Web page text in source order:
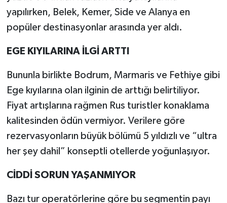
yapılırken, Belek, Kemer, Side ve Alanya en
popüler destinasyonlar arasında yer aldı.
EGE KIYILARINA İLGİ ARTTI
Bununla birlikte Bodrum, Marmaris ve Fethiye gibi
Ege kıyılarına olan ilginin de arttığı belirtiliyor.
Fiyat artışlarına rağmen Rus turistler konaklama
kalitesinden ödün vermiyor. Verilere göre
rezervasyonların büyük bölümü 5 yıldızlı ve “ultra
her şey dahil” konseptli otellerde yoğunlaşıyor.
CİDDİ SORUN YAŞANMIYOR
Bazı tur operatörlerine göre bu segmentin payı